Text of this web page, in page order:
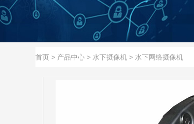
首页 > 产品中心 > 水下摄像机 > 水下网络摄像机